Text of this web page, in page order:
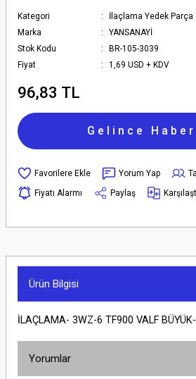
Kategori
İlaçlama Yedek Parça
Marka
YANSANAYİ
Stok Kodu
BR-105-3039
Fiyat
1,69 USD + KDV
96,83 TL
Gelince
Yorum Yap
Fiyatı Alarmı
Paylaş
Ürün Bilgisi
İLAÇLAMA- 3WZ-6 TF900 VALF
Yorumlar